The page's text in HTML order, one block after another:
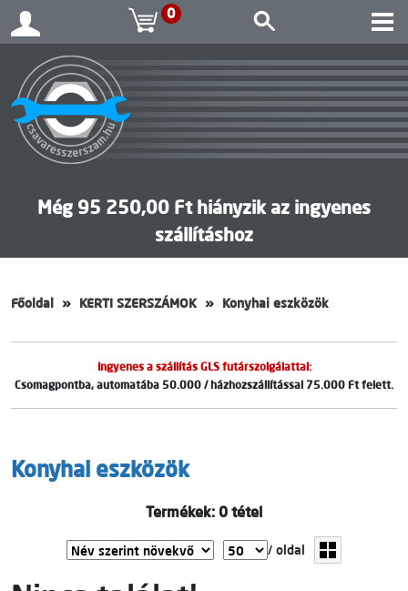
0
Még 95 250,00 Ft hiányzik az ingyenes
szállításhoz
Főoldal KERTI SZERSZÁMOK Konyhai eszközök
Ingyenes a szállítás GLS futárszolgálattal:
Csomagpontba, automatába 50.000 / házhozszállítással 75.000 Ft felett.
Konyhai eszközök
Termékek: 0 tétel
/ oldal